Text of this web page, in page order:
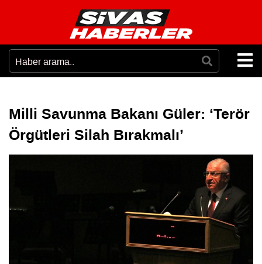
Milli Savunma Bakanı Güler: ‘Terör
Örgütleri Silah Bırakmalı’